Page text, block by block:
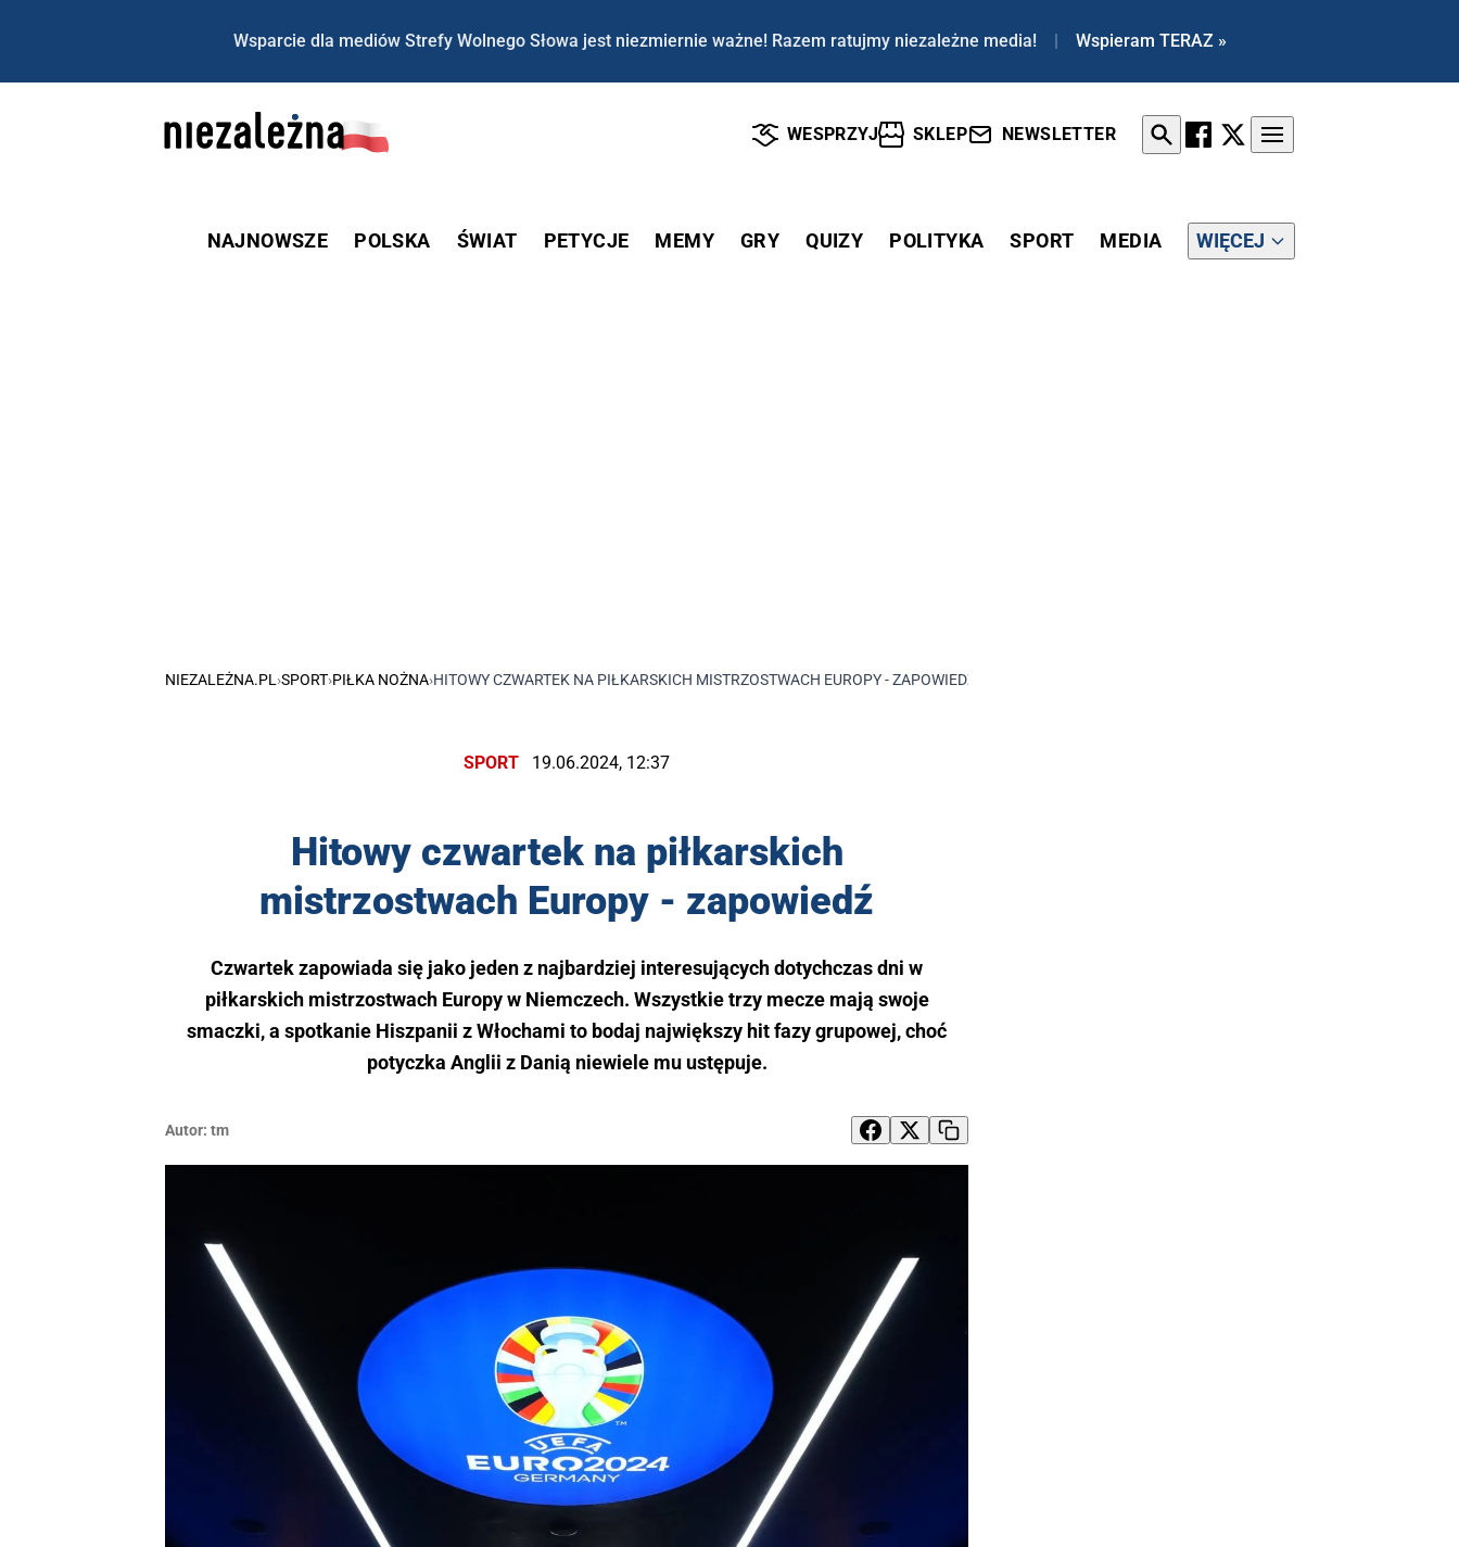
Wsparcie dla mediów Strefy Wolnego Słowa jest niezmiernie ważne! Razem ratujmy niezależne media! | Wspieram TERAZ »
WESPRZYJ SKLEP NEWSLETTER
NAJNOWSZE POLSKA ŚWIAT PETYCJE MEMY GRY QUIZY POLITYKA SPORT MEDIA WIĘCEJ
NIEZALEŻNA.PL ›SPORT›PIŁKA NOŻNA›HITOWY CZWARTEK NA PIŁKARSKICH MISTRZOSTWACH EUROPY - ZAPOWIEDŹ
SPORT 19.06.2024, 12:37
Hitowy czwartek na piłkarskich
mistrzostwach Europy - zapowiedź
Czwartek zapowiada się jako jeden z najbardziej interesujących dotychczas dni w
piłkarskich mistrzostwach Europy w Niemczech. Wszystkie trzy mecze mają swoje
smaczki, a spotkanie Hiszpanii z Włochami to bodaj największy hit fazy grupowej, choć
potyczka Anglii z Danią niewiele mu ustępuje.
Autor: tm